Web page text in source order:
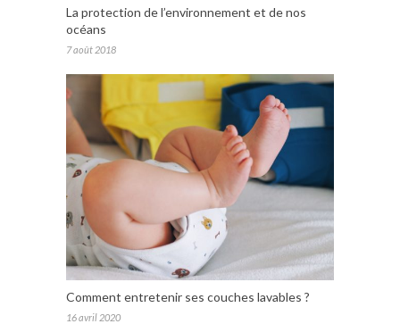
La protection de l’environnement et de nos
océans
7 août 2018
Comment entretenir ses couches lavables ?
16 avril 2020